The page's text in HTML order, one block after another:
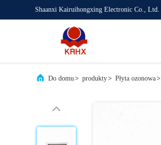
Shaanxi Kairuihongxing Electronic Co., Ltd.
Do domu> produkty> Płyta ozonowa>